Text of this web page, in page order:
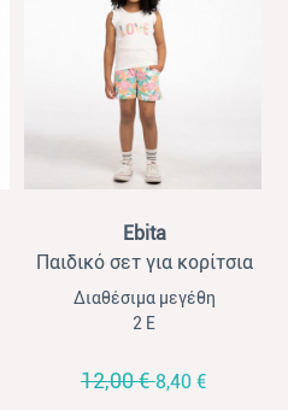
Ebita
Παιδικό σετ για κορίτσια
Ebita με σορτσάκι 3τμχ
λευκό-φλοράλ με κορδέλα
Διαθέσιμα μεγέθη
2 Ε
12,00 €8,40 €